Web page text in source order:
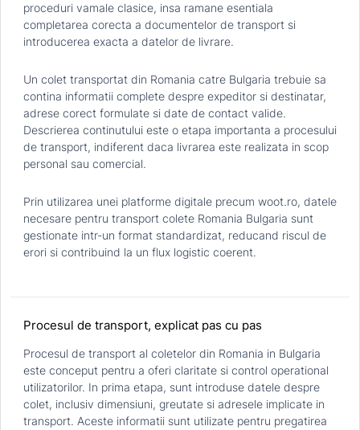
proceduri vamale clasice, insa ramane esentiala
completarea corecta a documentelor de transport si
introducerea exacta a datelor de livrare.
Un colet transportat din Romania catre Bulgaria trebuie sa
contina informatii complete despre expeditor si destinatar,
adrese corect formulate si date de contact valide.
Descrierea continutului este o etapa importanta a procesului
de transport, indiferent daca livrarea este realizata in scop
personal sau comercial.
Prin utilizarea unei platforme digitale precum woot.ro, datele
necesare pentru transport colete Romania Bulgaria sunt
gestionate intr-un format standardizat, reducand riscul de
erori si contribuind la un flux logistic coerent.
Procesul de transport, explicat pas cu pas
Procesul de transport al coletelor din Romania in Bulgaria
este conceput pentru a oferi claritate si control operational
utilizatorilor. In prima etapa, sunt introduse datele despre
colet, inclusiv dimensiuni, greutate si adresele implicate in
transport. Aceste informatii sunt utilizate pentru pregatirea